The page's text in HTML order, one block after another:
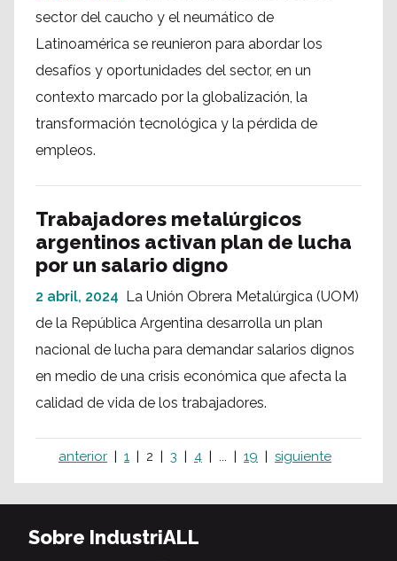
sector del caucho y el neumático de
Latinoamérica se reunieron para abordar los
desafíos y oportunidades del sector, en un
contexto marcado por la globalización, la
transformación tecnológica y la pérdida de
empleos.
Trabajadores metalúrgicos
argentinos activan plan de lucha
por un salario digno
2 abril, 2024 La Unión Obrera Metalúrgica (UOM)
de la República Argentina desarrolla un plan
nacional de lucha para demandar salarios dignos
en medio de una crisis económica que afecta la
calidad de vida de los trabajadores.
anterior 1 2 3 4 ... 19 siguiente
Sobre IndustriALL